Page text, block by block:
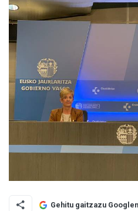
Gehitu gaitzazu Googlen